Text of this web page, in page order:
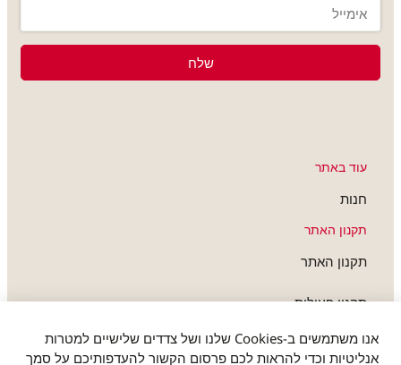
שלח
עוד באתר
חנות
תקנון האתר
תקנון האתר
תקנון פעילות
חברים שלנו
אנו משתמשים ב-Cookies שלנו ושל צדדים שלישיים למטרות
אנליטיות וכדי להראות לכם פרסום הקשור להעדפותיכם על סמך